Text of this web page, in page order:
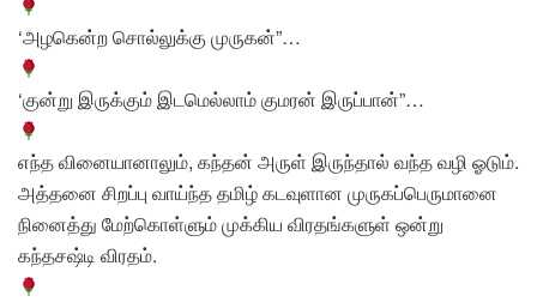
‘அழகென்ற சொல்லுக்கு முருகன்”…
‘குன்று இருக்கும் இடமெல்லாம் குமரன் இருப்பான்”…
எந்த வினையானாலும், கந்தன் அருள் இருந்தால் வந்த வழி ஓடும்.
அத்தனை சிறப்பு வாய்ந்த தமிழ் கடவுளான முருகப்பெருமானை
நினைத்து மேற்கொள்ளும் முக்கிய விரதங்களுள் ஒன்று
கந்தசஷ்டி விரதம்.